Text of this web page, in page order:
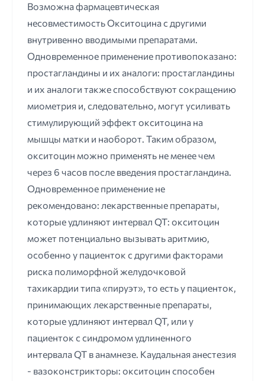
Возможна фармацевтическая
несовместимость Окситоцина с другими
внутривенно вводимыми препаратами.
Одновременное применение противопоказано:
простагландины и их аналоги: простагландины
и их аналоги также способствуют сокращению
миометрия и, следовательно, могут усиливать
стимулирующий эффект окситоцина на
мышцы матки и наоборот. Таким образом,
окситоцин можно применять не менее чем
через 6 часов после введения простагландина.
Одновременное применение не
рекомендовано: лекарственные препараты,
которые удлиняют интервал QT: окситоцин
может потенциально вызывать аритмию,
особенно у пациенток с другими факторами
риска полиморфной желудочковой
тахикардии типа «пируэт», то есть у пациенток,
принимающих лекарственные препараты,
которые удлиняют интервал QT, или у
пациенток с синдромом удлиненного
интервала QT в анамнезе. Каудальная анестезия
- вазоконстрикторы: окситоцин способен